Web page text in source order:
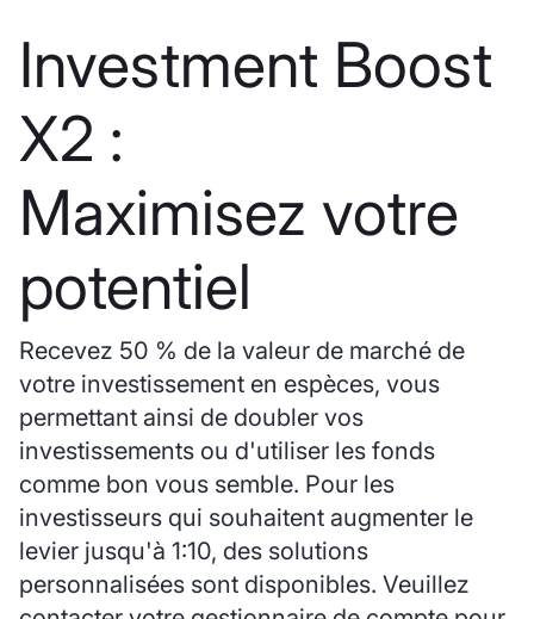
Investment Boost
X2 :
Maximisez votre
potentiel
Recevez 50 % de la valeur de marché de
votre investissement en espèces, vous
permettant ainsi de doubler vos
investissements ou d'utiliser les fonds
comme bon vous semble. Pour les
investisseurs qui souhaitent augmenter le
levier jusqu'à 1:10, des solutions
personnalisées sont disponibles. Veuillez